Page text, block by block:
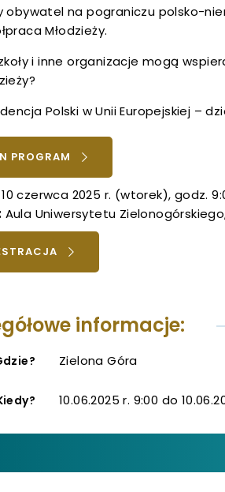
uwaga, link
uwaga, link
uwaga, link
uwaga, link
obywatel na pograniczu polsko-
Młodzieży.
i inne organizacje mogą
Polski w Unii Europejskiej –
PROGRAM UWAGA,
OTWIERA
SIĘ
KARCIE
10 czerwca 2025 r. (wtorek), godz.
Aula Uniwersytetu
UWAGA,
W
KARCIE
informacje:
Zielona Góra
10.06.2025 r. 9:00 do